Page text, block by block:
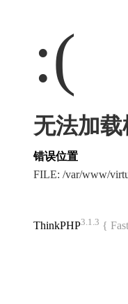
:(
无法加载
错误位置
FILE: /var/www/
ThinkPHP3.1.3 {